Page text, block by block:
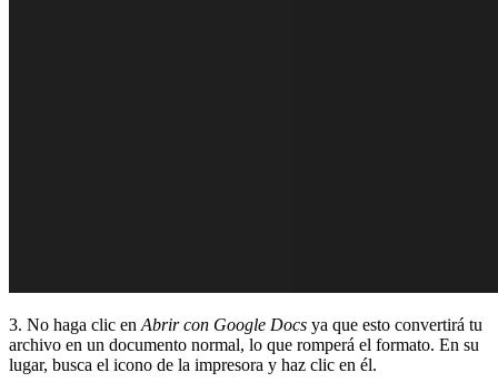
3. No haga clic en Abrir con Google Docs ya que esto convertirá tu
archivo en un documento normal, lo que romperá el formato. En su
lugar, busca el icono de la impresora y haz clic en él.